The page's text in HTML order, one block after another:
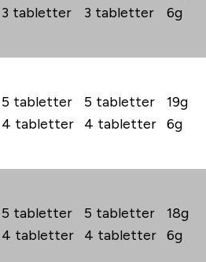
3 tabletter
3 tabletter
6g
5 tabletter
4 tabletter
5 tabletter
4 tabletter
19g
6g
5 tabletter
4 tabletter
5 tabletter
4 tabletter
18g
6g